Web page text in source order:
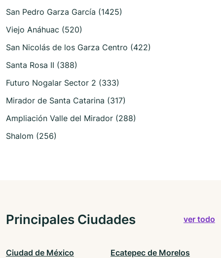
San Pedro Garza García (1425)
Viejo Anáhuac (520)
San Nicolás de los Garza Centro (422)
Santa Rosa II (388)
Futuro Nogalar Sector 2 (333)
Mirador de Santa Catarina (317)
Ampliación Valle del Mirador (288)
Shalom (256)
Principales Ciudades ver todo
Ciudad de México Ecatepec de Morelos